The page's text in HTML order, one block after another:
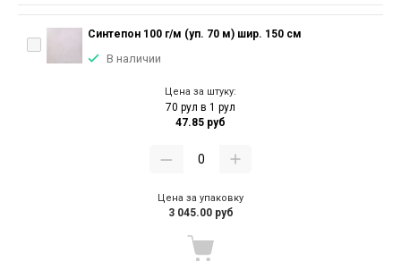
Синтепон 100 г/м (уп. 70 м) шир. 150 см
В наличии
Цена за штуку:
70 рул в 1 рул
47.85 руб
Цена за упаковку
3 045.00 руб